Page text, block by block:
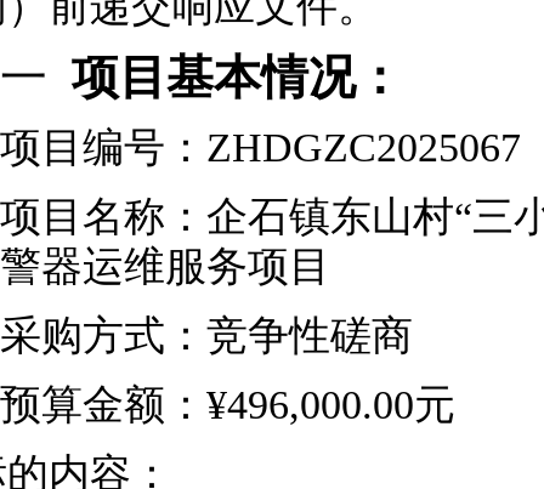
一 项目基本情况：
项目编号：ZHDGZC2025067
项目名称：企石镇东山村“三
警器运维服务项目
采购方式：竞争性磋商
预算金额：¥496,000.00元
内容：